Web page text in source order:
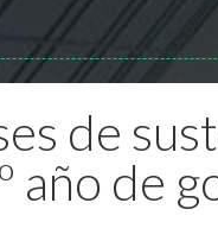
de
año de